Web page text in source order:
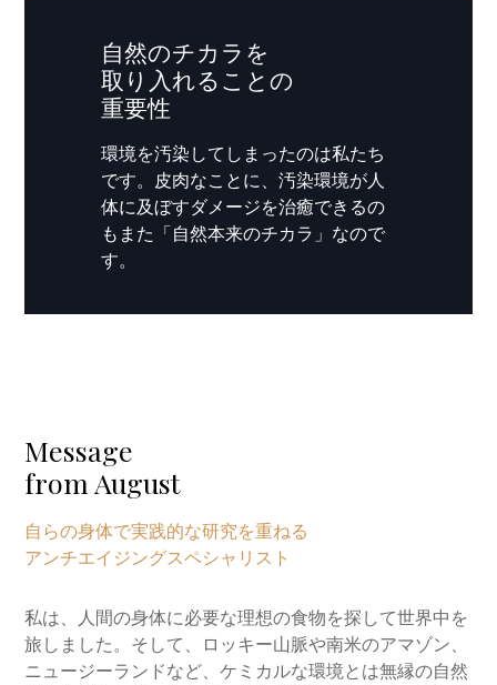
自然のチカラを
取り入れることの
重要性
環境を汚染してしまったのは私たち
です。皮肉なことに、汚染環境が人
体に及ぼすダメージを治癒できるの
もまた「自然本来のチカラ」なので
す。
Message
from August
自らの身体で実践的な研究を重ねる
アンチエイジングスペシャリスト
私は、人間の身体に必要な理想の食物を探して世界中を
旅しました。そして、ロッキー山脈や南米のアマゾン、
ニュージーランドなど、ケミカルな環境とは無縁の自然